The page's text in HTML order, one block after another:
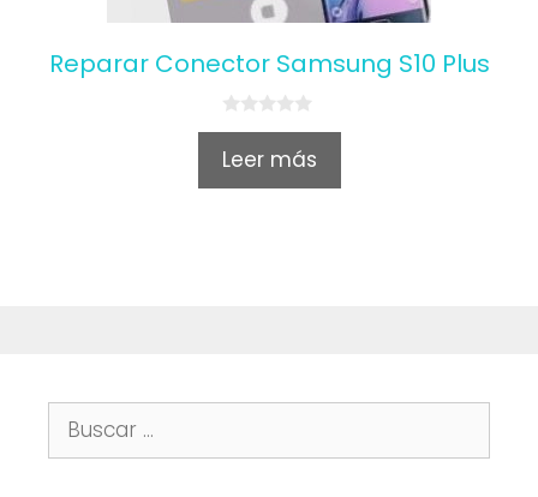
Reparar Conector Samsung S10 Plus
0
u
Leer más
Buscar: